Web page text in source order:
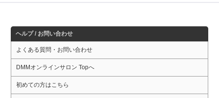
ヘルプ / お問い合わせ
よくある質問・お問い合わせ
DMMオンラインサロン Topへ
初めての方はこちら